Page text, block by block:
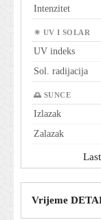
Intenzitet
☀ UV I SOLAR
UV indeks
Sol. radijacija
🌅 SUNCE
Izlazak
Zalazak
Vrijeme